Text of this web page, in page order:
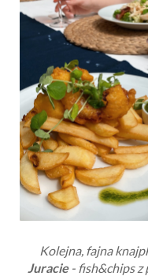
Kolejna, fajna
Juracie- fish&chips z